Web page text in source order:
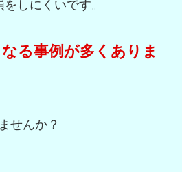
しにくいです。
る事例が多くありま
せんか？